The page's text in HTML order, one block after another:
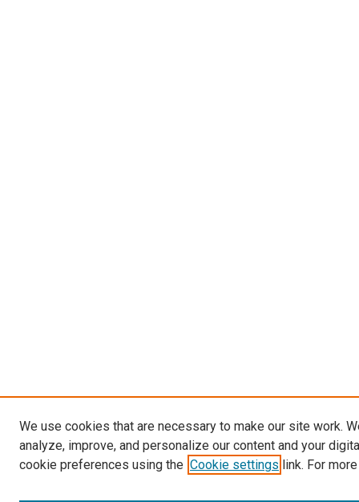
We use cookies that are necessary to make our site work.
analyze, improve, and personalize our content and your
cookie preferences using the Cookie settings link. For